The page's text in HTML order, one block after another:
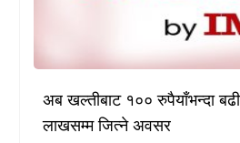
अब खल्तीबाट १०० रुपैयाँभन्दा
लाखसम्म जित्ने अवसर